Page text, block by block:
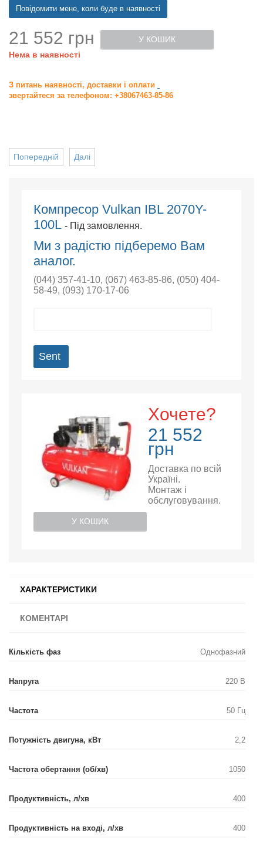
Повідомити мене, коли буде в наявності
21 552 грн
Нема в наявності
У КОШИК
З питань наявності, доставки і оплати
звертайтеся за телефоном: +38067463-85-86
Далі
Попередній
Компресор Vulkan IBL 2070Y-
100L - Під замовлення.
Ми з радістю підберемо Вам
аналог.
(044) 357-41-10, (067) 463-85-86, (050) 404-
58-49, (093) 170-17-06
Sent
Хочете?
21 552
грн
Доставка по всій
Україні.
Монтаж і
обслуговування.
У КОШИК
ХАРАКТЕРИСТИКИ
КОМЕНТАРІ
Кількість фаз Однофазний
Напруга 220 В
Частота 50 Гц
Потужність двигуна, кВт 2,2
Частота обертання (об/хв) 1050
Продуктивність, л/хв 400
Продуктивність на вході, л/хв 400